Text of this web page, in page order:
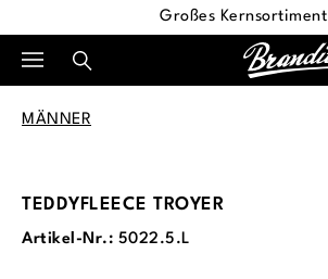
Großes Kernsortiment
MÄNNER
TEDDYFLEECE TROYER
Artikel-Nr.: 5022.5.L